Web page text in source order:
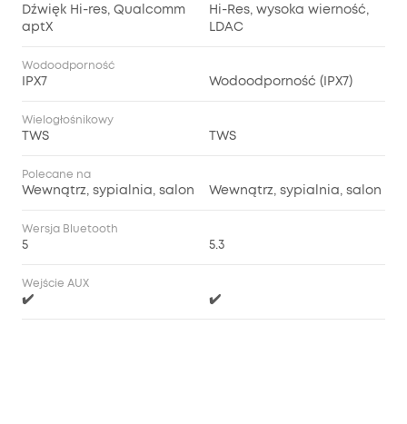
Dźwięk Hi-res, Qualcomm
aptX
Hi-Res, wysoka wierność,
LDAC
Wodoodporność
IPX7 Wodoodporność (IPX7)
Wielogłośnikowy
TWS TWS
Polecane na
Wewnątrz, sypialnia, salon Wewnątrz, sypialnia, salon
Wersja Bluetooth
5 5.3
Wejście AUX
✔️ ✔️